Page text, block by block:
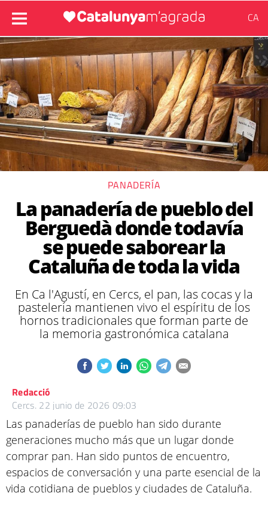
CA
PANADERÍA
La panadería de pueblo del
Berguedà donde todavía
se puede saborear la
Cataluña de toda la vida
En Ca l'Agustí, en Cercs, el pan, las cocas y la
pastelería mantienen vivo el espíritu de los
hornos tradicionales que forman parte de
la memoria gastronómica catalana
Redacció
Cercs. 22 junio de 2026 09:03
Las panaderías de pueblo han sido durante
generaciones mucho más que un lugar donde
comprar pan. Han sido puntos de encuentro,
espacios de conversación y una parte esencial de la
vida cotidiana de pueblos y ciudades de Cataluña.